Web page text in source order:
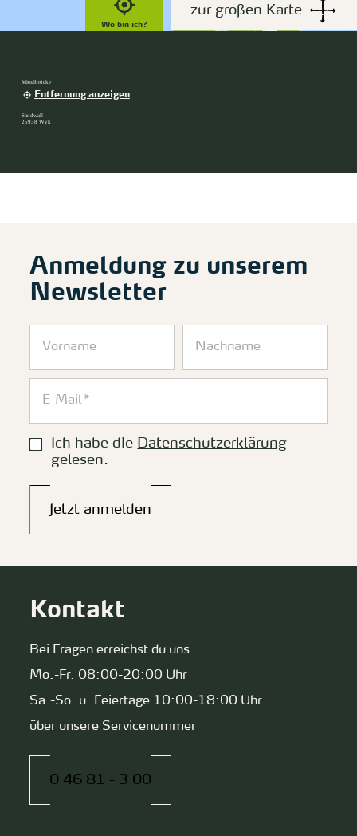
Wo bin ich?
zur großen Karte
Mittelbrücke
Entfernung anzeigen
Sandwall
25938 Wyk
Anmeldung zu unserem
Newsletter
Ich habe die Datenschutzerklärung
gelesen.
Jetzt anmelden
Kontakt
Bei Fragen erreichst du uns
Mo.-Fr. 08:00-20:00 Uhr
Sa.-So. u. Feiertage 10:00-18:00 Uhr
über unsere Servicenummer
0 46 81 - 3 00